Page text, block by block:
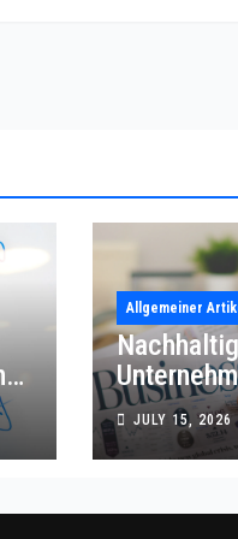
Allgemeiner
fürJULY 15, 2026